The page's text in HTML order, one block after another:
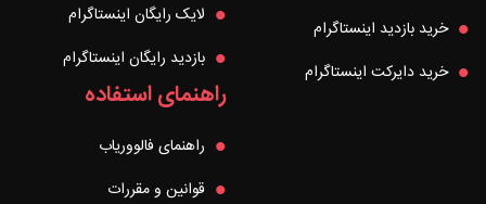
خرید بازدید اینستاگرام
خرید دایرکت اینستاگرام
لایک رایگان اینستاگرام
بازدید رایگان اینستاگرام
راهنمای استفاده
راهنمای فالووریاب
قوانین و مقررات